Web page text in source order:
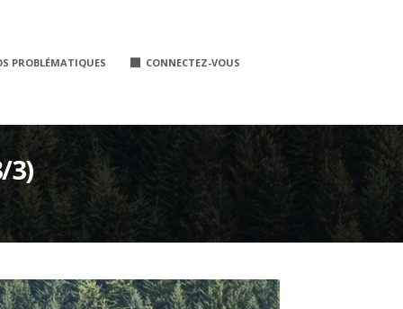
PROBLÉMATIQUES CONNECTEZ-VOUS
3)